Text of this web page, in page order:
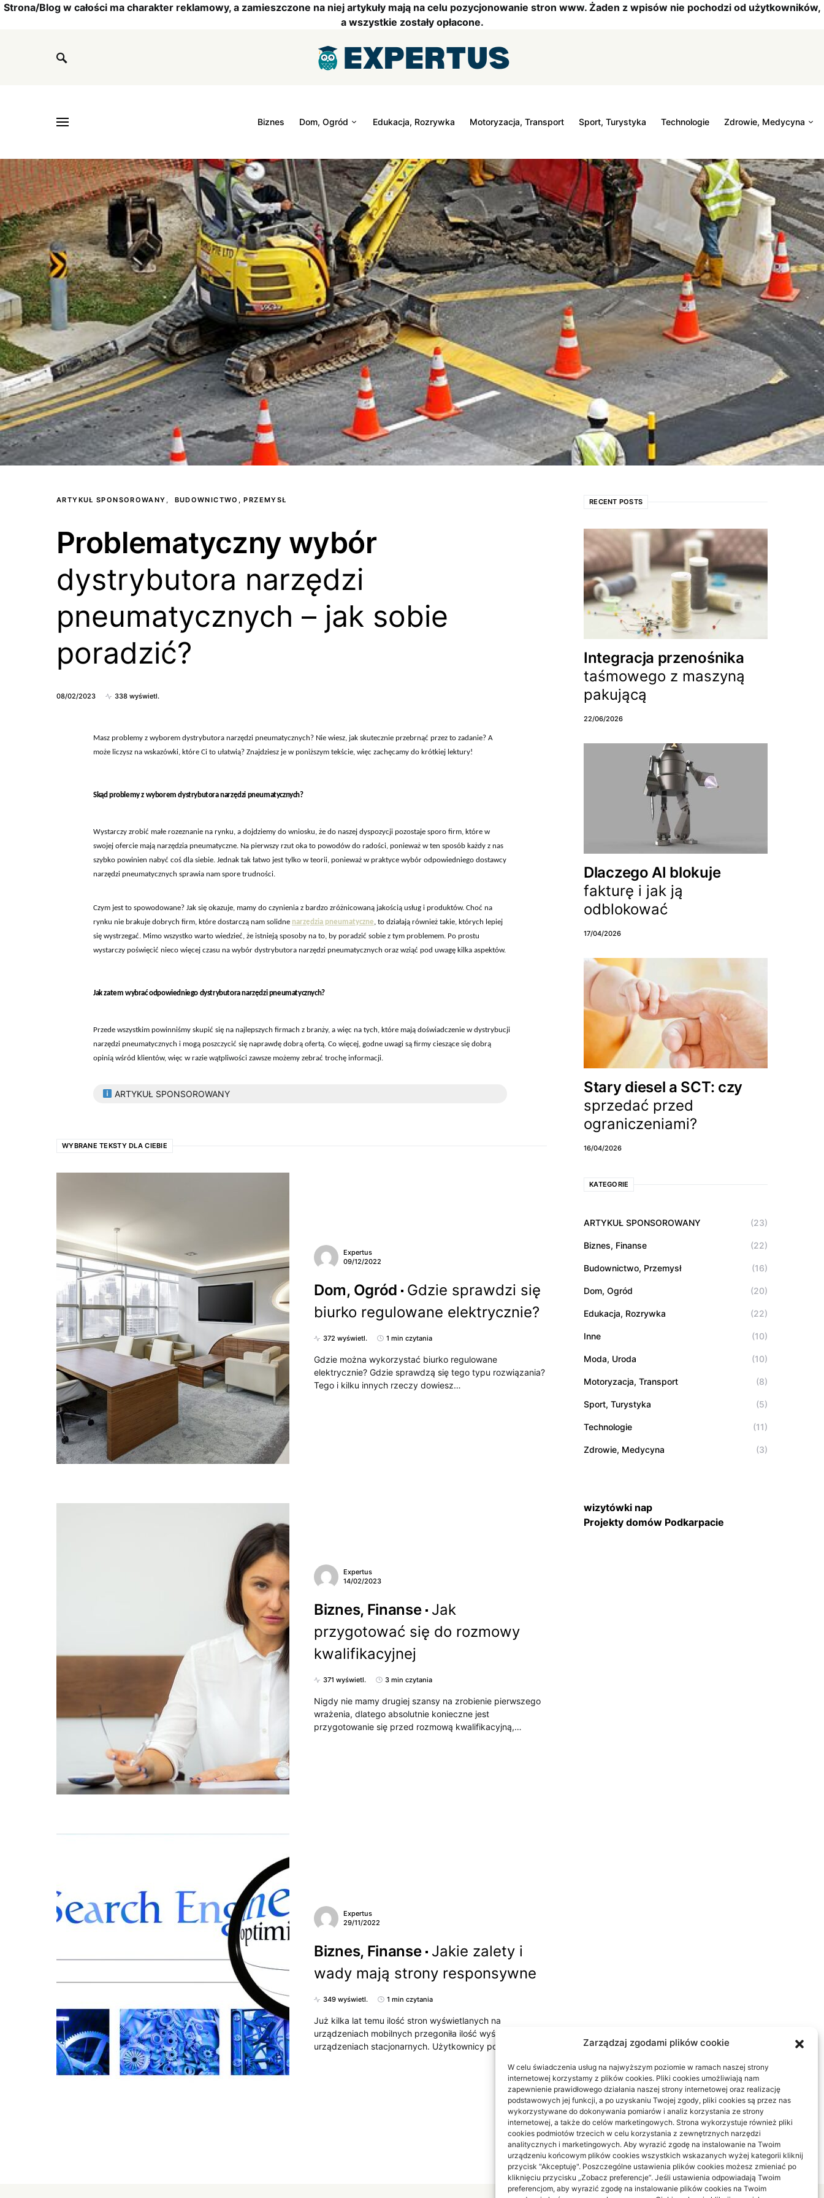
Zarządzaj zgodami plików cookie
W celu świadczenia usług na najwyższym poziomie w ramach naszej strony
internetowej korzystamy z plików cookies. Pliki cookies umożliwiają nam
zapewnienie prawidłowego działania naszej strony internetowej oraz realizację
podstawowych jej funkcji, a po uzyskaniu Twojej zgody, pliki cookies są przez nas
wykorzystywane do dokonywania pomiarów i analiz korzystania ze strony
internetowej, a także do celów marketingowych. Strona wykorzystuje również pliki
cookies podmiotów trzecich w celu korzystania z zewnętrznych narzędzi
analitycznych i marketingowych. Aby wyrazić zgodę na instalowanie na Twoim
urządzeniu końcowym plików cookies wszystkich wskazanych wyżej kategorii kliknij
przycisk "Akceptuję". Poszczególne ustawienia plików cookies możesz zmieniać po
kliknięciu przycisku „Zobacz preferencje”. Jeśli ustawienia odpowiadają Twoim
preferencjom, aby wyrazić zgodę na instalowanie plików cookies na Twoim
Strona/Blog w całości ma charakter reklamowy, a zamieszczone na niej artykuły mają na celu pozycjonowanie stron www. Żaden z wpisów nie pochodzi od użytkowników,
a wszystkie zostały opłacone.
Biznes Dom, Ogród Edukacja, Rozrywka Motoryzacja, Transport Sport, Turystyka Technologie Zdrowie, Medycyna
ARTYKUŁ SPONSOROWANY BUDOWNICTWO, PRZEMYSŁ
Problematyczny wybór
dystrybutora narzędzi
pneumatycznych – jak sobie
poradzić?
08/02/2023 338 wyświetl.
Masz problemy z wyborem dystrybutora narzędzi pneumatycznych? Nie wiesz, jak skutecznie przebrnąć przez to zadanie? A
może liczysz na wskazówki, które Ci to ułatwią? Znajdziesz je w poniższym tekście, więc zachęcamy do krótkiej lektury!
Skąd problemy z wyborem dystrybutora narzędzi pneumatycznych?
Wystarczy zrobić małe rozeznanie na rynku, a dojdziemy do wniosku, że do naszej dyspozycji pozostaje sporo firm, które w
swojej ofercie mają narzędzia pneumatyczne. Na pierwszy rzut oka to powodów do radości, ponieważ w ten sposób każdy z nas
szybko powinien nabyć coś dla siebie. Jednak tak łatwo jest tylko w teorii, ponieważ w praktyce wybór odpowiedniego dostawcy
narzędzi pneumatycznych sprawia nam spore trudności.
Czym jest to spowodowane? Jak się okazuje, mamy do czynienia z bardzo zróżnicowaną jakością usług i produktów. Choć na
rynku nie brakuje dobrych firm, które dostarczą nam solidne narzędzia pneumatyczne, to działają również takie, których lepiej
się wystrzegać. Mimo wszystko warto wiedzieć, że istnieją sposoby na to, by poradzić sobie z tym problemem. Po prostu
wystarczy poświęcić nieco więcej czasu na wybór dystrybutora narzędzi pneumatycznych oraz wziąć pod uwagę kilka aspektów.
Jak zatem wybrać odpowiedniego dystrybutora narzędzi pneumatycznych?
Przede wszystkim powinniśmy skupić się na najlepszych firmach z branży, a więc na tych, które mają doświadczenie w dystrybucji
narzędzi pneumatycznych i mogą poszczycić się naprawdę dobrą ofertą. Co więcej, godne uwagi są firmy cieszące się dobrą
opinią wśród klientów, więc w razie wątpliwości zawsze możemy zebrać trochę informacji.
ARTYKUŁ SPONSOROWANY
WYBRANE TEKSTY DLA CIEBIE
Expertus
09/12/2022
Dom, Ogród
Gdzie sprawdzi się
biurko regulowane elektrycznie?
372 wyświetl. 1 min czytania
Gdzie można wykorzystać biurko regulowane
elektrycznie? Gdzie sprawdzą się tego typu rozwiązania?
Tego i kilku innych rzeczy dowiesz…
Expertus
14/02/2023
Biznes, Finanse
Jak
przygotować się do rozmowy
kwalifikacyjnej
371 wyświetl. 3 min czytania
Nigdy nie mamy drugiej szansy na zrobienie pierwszego
wrażenia, dlatego absolutnie konieczne jest
przygotowanie się przed rozmową kwalifikacyjną,…
Expertus
29/11/2022
Biznes, Finanse
Jakie zalety i
wady mają strony responsywne
349 wyświetl. 1 min czytania
Już kilka lat temu ilość stron wyświetlanych na
urządzeniach mobilnych przegoniła ilość wyświetlaną na
urządzeniach stacjonarnych. Użytkownicy powszechnie…
RECENT POSTS
Integracja przenośnika
taśmowego z maszyną
pakującą
22/06/2026
Dlaczego AI blokuje
fakturę i jak ją
odblokować
17/04/2026
Stary diesel a SCT: czy
sprzedać przed
ograniczeniami?
16/04/2026
KATEGORIE
ARTYKUŁ SPONSOROWANY (23)
Biznes, Finanse (22)
Budownictwo, Przemysł (16)
Dom, Ogród (20)
Edukacja, Rozrywka (22)
Inne (10)
Moda, Uroda (10)
Motoryzacja, Transport (8)
Sport, Turystyka (5)
Technologie (11)
Zdrowie, Medycyna (3)
wizytówki nap
Projekty domów Podkarpacie